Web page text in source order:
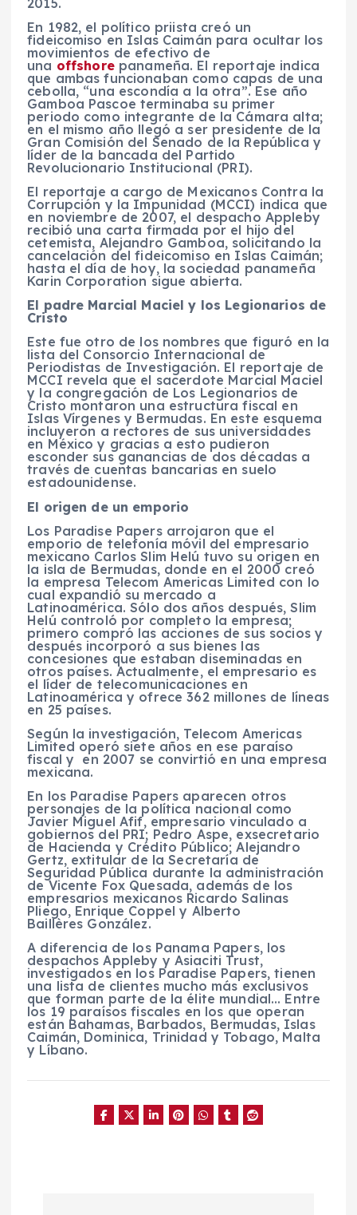
2015.
En 1982, el político priista creó un
fideicomiso en Islas Caimán para ocultar los
movimientos de efectivo de
una offshorepanameña. El reportaje indica
que ambas funcionaban como capas de una
cebolla, “una escondía a la otra”. Ese año
Gamboa Pascoe terminaba su primer
periodo como integrante de la Cámara alta;
en el mismo año llegó a ser presidente de la
Gran Comisión del Senado de la República y
líder de la bancada del Partido
Revolucionario Institucional (PRI).
El reportaje a cargo de Mexicanos Contra la
Corrupción y la Impunidad (MCCI) indica que
en noviembre de 2007, el despacho Appleby
recibió una carta firmada por el hijo del
cetemista, Alejandro Gamboa, solicitando la
cancelación del fideicomiso en Islas Caimán;
hasta el día de hoy, la sociedad panameña
Karin Corporation sigue abierta.
El padre Marcial Maciel y los Legionarios de
Cristo
Este fue otro de los nombres que figuró en la
lista del Consorcio Internacional de
Periodistas de Investigación. El reportaje de
MCCI revela que el sacerdote Marcial Maciel
y la congregación de Los Legionarios de
Cristo montaron una estructura fiscal en
Islas Vírgenes y Bermudas. En este esquema
incluyeron a rectores de sus universidades
en México y gracias a esto pudieron
esconder sus ganancias de dos décadas a
través de cuentas bancarias en suelo
estadounidense.
El origen de un emporio
Los Paradise Papers arrojaron que el
emporio de telefonía móvil del empresario
mexicano Carlos Slim Helú tuvo su origen en
la isla de Bermudas, donde en el 2000 creó
la empresa Telecom Americas Limited con lo
cual expandió su mercado a
Latinoamérica. Sólo dos años después, Slim
Helú controló por completo la empresa;
primero compró las acciones de sus socios y
después incorporó a sus bienes las
concesiones que estaban diseminadas en
otros países. Actualmente, el empresario es
el líder de telecomunicaciones en
Latinoamérica y ofrece 362 millones de líneas
en 25 países.
Según la investigación, Telecom Americas
Limited operó siete años en ese paraíso
fiscal y en 2007 se convirtió en una empresa
mexicana.
En los Paradise Papers aparecen otros
personajes de la política nacional como
Javier Miguel Afif, empresario vinculado a
gobiernos del PRI; Pedro Aspe, exsecretario
de Hacienda y Crédito Público; Alejandro
Gertz, extitular de la Secretaría de
Seguridad Pública durante la administración
de Vicente Fox Quesada, además de los
empresarios mexicanos Ricardo Salinas
Pliego, Enrique Coppel y Alberto
Baillères González.
A diferencia de los Panama Papers, los
despachos Appleby y Asiaciti Trust,
investigados en los Paradise Papers, tienen
una lista de clientes mucho más exclusivos
que forman parte de la élite mundial… Entre
los 19 paraísos fiscales en los que operan
están Bahamas, Barbados, Bermudas, Islas
Caimán, Dominica, Trinidad y Tobago, Malta
y Líbano.